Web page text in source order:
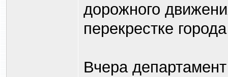
дорожного
перекрестке
Вчера